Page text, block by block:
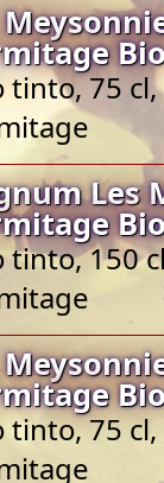
tinto, 75 cl,
Les
tinto, 150
tinto, 75 cl,